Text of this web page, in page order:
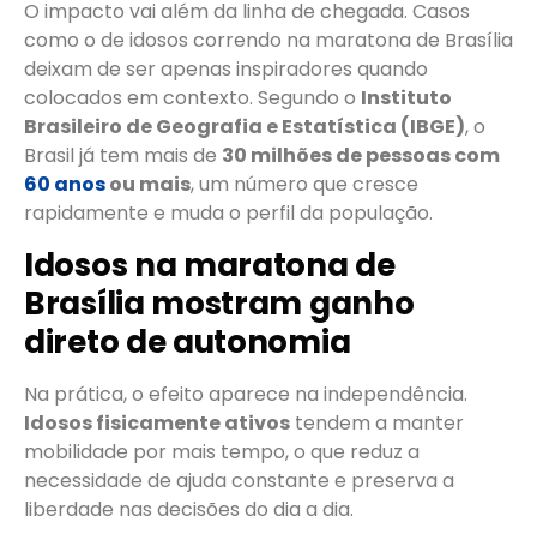
O impacto vai além da linha de chegada. Casos
como o de idosos correndo na maratona de Brasília
deixam de ser apenas inspiradores quando
colocados em contexto. Segundo o Instituto
Brasileiro de Geografia e Estatística (IBGE), o
Brasil já tem mais de 30 milhões de pessoas com
60 anosou mais, um número que cresce
rapidamente e muda o perfil da população.
Idosos na maratona de
Brasília mostram ganho
direto de autonomia
Na prática, o efeito aparece na independência.
Idosos fisicamente ativos tendem a manter
mobilidade por mais tempo, o que reduz a
necessidade de ajuda constante e preserva a
liberdade nas decisões do dia a dia.